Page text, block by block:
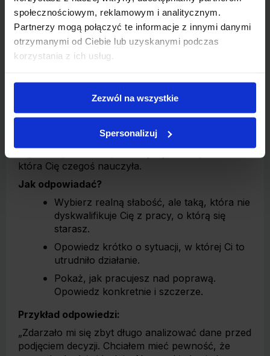
społecznościowym, reklamowym i analitycznym.
Partnerzy mogą połączyć te informacje z innymi danymi
otrzymanymi od Ciebie lub uzyskanymi podczas
korzystania z ich usług.
Zezwól na wszystkie
Spersonalizuj
mam słabych stron”, zwykle wzbudza więcej
niepokoju niż zaufania.
W idealnej odpowiedzi pokazujesz, że:
jesteś świadomy/a swojego obszaru do
wiesz, jak wpływał on na Twoją pracę,
podejmujesz konkretne działania, by nad
nim pracować.
To nie musi być spektakularna historia porażki.
która Cię czegoś nauczyła.
Jak odpowiadać?
Wybierz realną słabość, ale taką, która nie
dyskwalifikuje Cię z pracy, o którą się
starasz.
Opowiedz krótko o sytuacji, w której Ci to
utrudniło działanie.
Pokaż, jak pracujesz nad poprawą.
Opowiedz konkretnie i szczerze.
Przykład odpowiedzi:
„Zdarzało mi się zbyt długo analizować dane przed
podjęciem decyzji. Chciałem mieć pewność, że